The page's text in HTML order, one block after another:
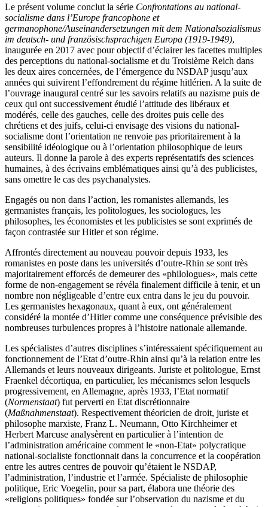
Le présent volume conclut la série Confrontations au national-
socialisme dans l’Europe francophone et
germanophone/Auseinandersetzungen mit dem Nationalsozialismus
im deutsch- und französischsprachigen Europa (1919-1949),
inaugurée en 2017 avec pour objectif d’éclairer les facettes multiples
des perceptions du national-socialisme et du Troisième Reich dans
les deux aires concernées, de l’émergence du NSDAP jusqu’aux
années qui suivirent l’effondrement du régime hitlérien. A la suite de
l’ouvrage inaugural centré sur les savoirs relatifs au nazisme puis de
ceux qui ont successivement étudié l’attitude des libéraux et
modérés, celle des gauches, celle des droites puis celle des
chrétiens et des juifs, celui-ci envisage des visions du national-
socialisme dont l’orientation ne renvoie pas prioritairement à la
sensibilité idéologique ou à l’orientation philosophique de leurs
auteurs. Il donne la parole à des experts représentatifs des sciences
humaines, à des écrivains emblématiques ainsi qu’à des publicistes,
sans omettre le cas des psychanalystes.
Engagés ou non dans l’action, les romanistes allemands, les
germanistes français, les politologues, les sociologues, les
philosophes, les économistes et les publicistes se sont exprimés de
façon contrastée sur Hitler et son régime.
Affrontés directement au nouveau pouvoir depuis 1933, les
romanistes en poste dans les universités d’outre-Rhin se sont très
majoritairement efforcés de demeurer des «philologues», mais cette
forme de non-engagement se révéla finalement difficile à tenir, et un
nombre non négligeable d’entre eux entra dans le jeu du pouvoir.
Les germanistes hexagonaux, quant à eux, ont généralement
considéré la montée d’Hitler comme une conséquence prévisible des
nombreuses turbulences propres à l’histoire nationale allemande.
Les spécialistes d’autres disciplines s’intéressaient spécifiquement au
fonctionnement de l’Etat d’outre-Rhin ainsi qu’à la relation entre les
Allemands et leurs nouveaux dirigeants. Juriste et politologue, Ernst
Fraenkel décortiqua, en particulier, les mécanismes selon lesquels
progressivement, en Allemagne, après 1933, l’Etat normatif
(Normenstaat) fut perverti en Etat discrétionnaire
(Maßnahmenstaat). Respectivement théoricien de droit, juriste et
philosophe marxiste, Franz L. Neumann, Otto Kirchheimer et
Herbert Marcuse analysèrent en particulier à l’intention de
l’administration américaine comment le «non-Etat» polycratique
national-socialiste fonctionnait dans la concurrence et la coopération
entre les autres centres de pouvoir qu’étaient le NSDAP,
l’administration, l’industrie et l’armée. Spécialiste de philosophie
politique, Eric Voegelin, pour sa part, élabora une théorie des
«religions politiques» fondée sur l’observation du nazisme et du